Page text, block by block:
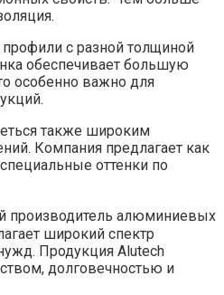
с разной толщиной
обеспечивает большую
особенно важно для
также широким
Компания предлагает как
оттенки по
алюминиевых
широкий спектр
Продукция Alutech
долговечностью и